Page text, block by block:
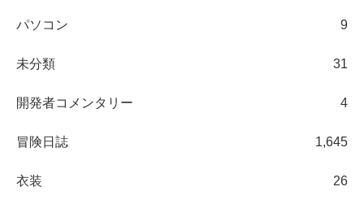
パソコン 9
未分類 31
開発者コメンタリー 4
冒険日誌 1,645
衣装 26